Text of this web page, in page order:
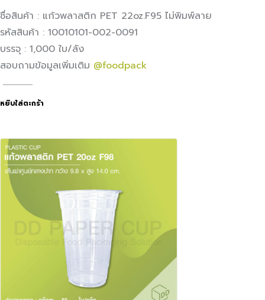
ชื่อสินค้า : แก้วพลาสติก PET 22oz.F95 ไม่พิมพ์ลาย
รหัสสินค้า : 10010101-002-0091
บรรจุ : 1,000 ใบ/ลัง
สอบถามข้อมูลเพิ่มเติม @foodpack
หยิบใส่ตะกร้า